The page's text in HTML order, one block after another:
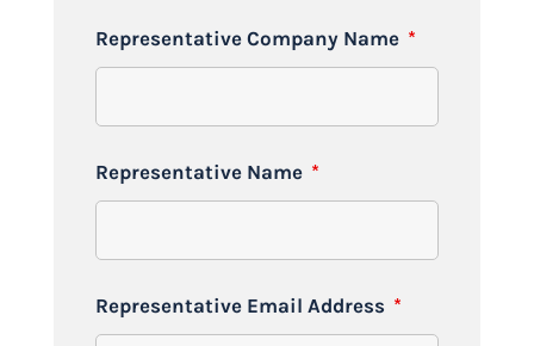
Representative Company Name *
Representative Name *
Representative Email Address *